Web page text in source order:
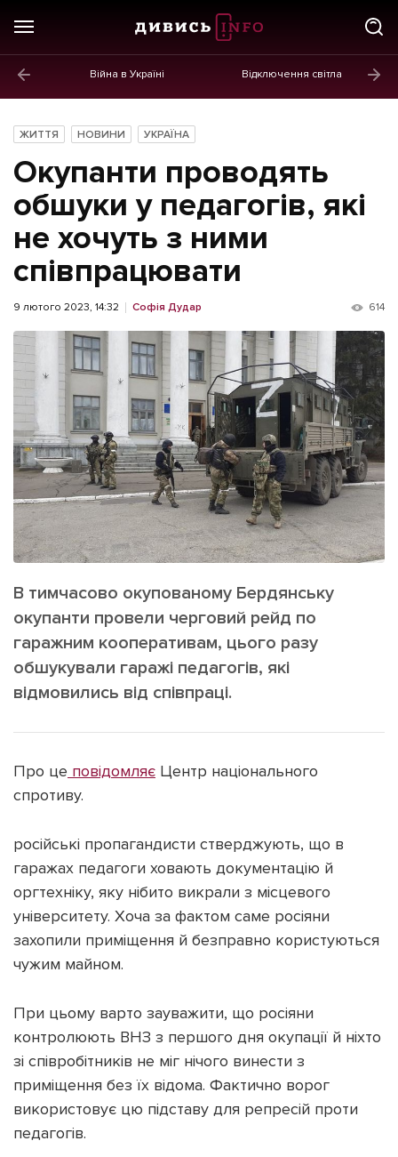
Війна в Україні Відключення світла
Новини
Політика
Економіка
Бізнес
Життя
Культура
Афіша
ІНШЕ
Інтерв'ю
Картки
Репортаж
Розслідування
Погляди
Ініціативи
Лонгріди
Прес-релізи
Фото/Відео
Made in Lviv
Зв'язатися з нами
[email protected] Реклама на сайті
Наші соц мережі
Підтримати dyvys.info
ЖИТТЯ НОВИНИ УКРАЇНА
Окупанти проводять
обшуки у педагогів, які
не хочуть з ними
співпрацювати
9 лютого 2023, 14:32 Софія Дудар 614
В тимчасово окупованому Бердянську
окупанти провели черговий рейд по
гаражним кооперативам, цього разу
обшукували гаражі педагогів, які
відмовились від співпраці.
Про це повідомляє Центр національного
спротиву.
російські пропагандисти стверджують, що в
гаражах педагоги ховають документацію й
оргтехніку, яку нібито викрали з місцевого
університету. Хоча за фактом саме росіяни
захопили приміщення й безправно користуються
чужим майном.
При цьому варто зауважити, що росіяни
контролюють ВНЗ з першого дня окупації й ніхто
зі співробітників не міг нічого винести з
приміщення без їх відома. Фактично ворог
використовує цю підставу для репресій проти
педагогів.